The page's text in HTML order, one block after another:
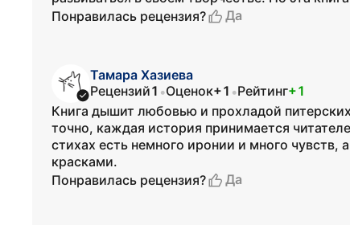
Понравилась рецензия?
Да
Тамара Хазиева
Рецензий1 •Оценок+1 •Рейтинг+1
Книга дышит любовью и прохладой
точно, каждая история принимается
стихах есть немного иронии и много
красками.
Понравилась рецензия?
Да